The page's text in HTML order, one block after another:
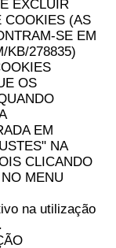
EXCLUIR
COOKIES (AS
SE EM
KB/278835)
OS
EM
NA
CLICANDO
MENU
na utilização